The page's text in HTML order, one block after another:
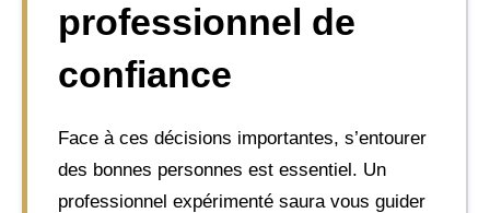
professionnel de
confiance
Face à ces décisions importantes, s’entourer
des bonnes personnes est essentiel. Un
professionnel expérimenté saura vous guider